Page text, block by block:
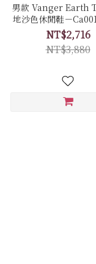
男款 Vanger Earth
地沙色休閒鞋－
(牛皮拼接磨砂皮)
NT$2,716
NT$3,880